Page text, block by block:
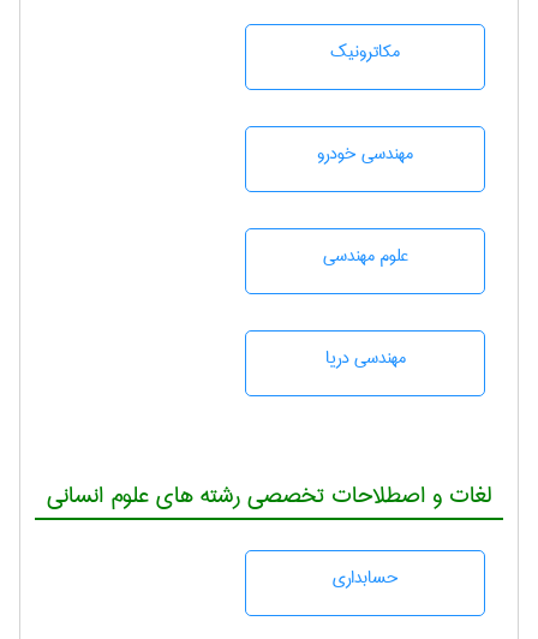
مکاترونیک
مهندسی خودرو
علوم مهندسی
مهندسی دریا
لغات و اصطلاحات تخصصی رشته های علوم انسانی
حسابداری